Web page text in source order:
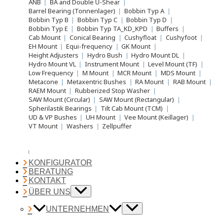
ANB | BA and Double U-Shear |
Barrel Bearing (Tonnenlager) | Bobbin Typ A |
Bobbin Typ B | Bobbin Typ C | Bobbin Typ D |
Bobbin Typ E | Bobbin Typ TA_KD_KPD | Buffers |
Cab Mount | Conical Bearing | Cushyfloat | Cushyfoot |
EH Mount | Equi-frequency | GK Mount |
Height Adjusters | Hydro Bush | Hydro Mount DL |
Hydro Mount VL | Instrument Mount | Level Mount (TF) |
Low Frequency | M Mount | MCR Mount | MDS Mount |
Metacone | Metaxentric Bushes | RA Mount | RAB Mount |
RAEM Mount | Rubberized Stop Washer |
SAW Mount (Circular) | SAW Mount (Rectangular) |
Spherilastik Bearings | Tilt Cab Mount (TCM) |
UD & VP Bushes | UH Mount | Vee Mount (Keillager) |
VT Mount | Washers | Zellpuffer
KONFIGURATOR
BERATUNG
KONTAKT
ÜBER UNS
UNTERNEHMEN